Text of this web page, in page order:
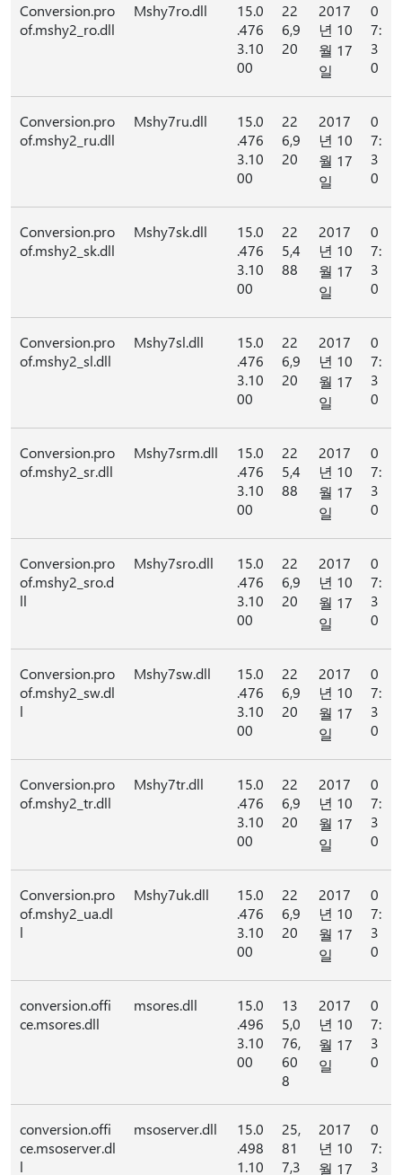
Conversion.pro
of.mshy2_ro.dll
Mshy7ro.dll
15.0
.476
3.10
00
22
6,9
20
2017
년 10
월 17
일
0
7:
3
0
Conversion.pro
of.mshy2_ru.dll
Mshy7ru.dll
15.0
.476
3.10
00
22
6,9
20
2017
년 10
월 17
일
0
7:
3
0
Conversion.pro
of.mshy2_sk.dll
Mshy7sk.dll
15.0
.476
3.10
00
22
5,4
88
2017
년 10
월 17
일
0
7:
3
0
Conversion.pro
of.mshy2_sl.dll
Mshy7sl.dll
15.0
.476
3.10
00
22
6,9
20
2017
년 10
월 17
일
0
7:
3
0
Conversion.pro
of.mshy2_sr.dll
Mshy7srm.dll
15.0
.476
3.10
00
22
5,4
88
2017
년 10
월 17
일
0
7:
3
0
Conversion.pro
of.mshy2_sro.d
ll
Mshy7sro.dll
15.0
.476
3.10
00
22
6,9
20
2017
년 10
월 17
일
0
7:
3
0
Conversion.pro
of.mshy2_sw.dl
l
Mshy7sw.dll
15.0
.476
3.10
00
22
6,9
20
2017
년 10
월 17
일
0
7:
3
0
Conversion.pro
of.mshy2_tr.dll
Mshy7tr.dll
15.0
.476
3.10
00
22
6,9
20
2017
년 10
월 17
일
0
7:
3
0
Conversion.pro
of.mshy2_ua.dl
l
Mshy7uk.dll
15.0
.476
3.10
00
22
6,9
20
2017
년 10
월 17
일
0
7:
3
0
conversion.offi
ce.msores.dll
msores.dll
15.0
.496
3.10
00
13
5,0
76,
60
8
2017
년 10
월 17
일
0
7:
3
0
conversion.offi
ce.msoserver.dl
l
msoserver.dll
15.0
.498
1.10
25,
81
7,3
2017
년 10
월 17
0
7:
3